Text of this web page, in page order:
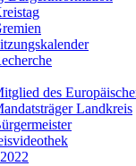
des
Landkreis